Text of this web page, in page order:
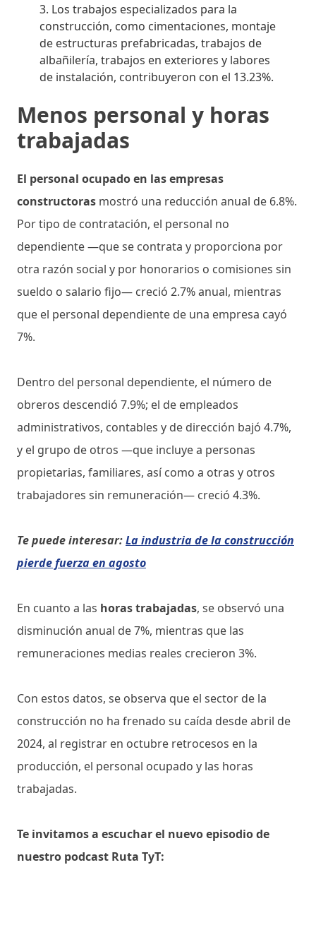
Los trabajos especializados para la
construcción, como cimentaciones, montaje
de estructuras prefabricadas, trabajos de
albañilería, trabajos en exteriores y labores
de instalación, contribuyeron con el 13.23%.
Menos personal y horas
trabajadas
El personal ocupado en las empresas
constructoras mostró una reducción anual de 6.8%.
Por tipo de contratación, el personal no
dependiente —que se contrata y proporciona por
otra razón social y por honorarios o comisiones sin
sueldo o salario fijo— creció 2.7% anual, mientras
que el personal dependiente de una empresa cayó
7%.
Dentro del personal dependiente, el número de
obreros descendió 7.9%; el de empleados
administrativos, contables y de dirección bajó 4.7%,
y el grupo de otros —que incluye a personas
propietarias, familiares, así como a otras y otros
trabajadores sin remuneración— creció 4.3%.
Te puede interesar:La industria de la construcción
pierde fuerza en agosto
En cuanto a las horas trabajadas, se observó una
disminución anual de 7%, mientras que las
remuneraciones medias reales crecieron 3%.
Con estos datos, se observa que el sector de la
construcción no ha frenado su caída desde abril de
2024, al registrar en octubre retrocesos en la
producción, el personal ocupado y las horas
trabajadas.
Te invitamos a escuchar el nuevo episodio de
nuestro podcast Ruta TyT: